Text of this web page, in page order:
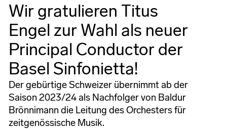
Wir gratulieren Titus
Engel zur Wahl als neuer
Principal Conductor der
Basel Sinfonietta!
Der gebürtige Schweizer übernimmt ab der
Saison 2023/24 als Nachfolger von Baldur
Brönnimann die Leitung des Orchesters für
zeitgenössische Musik.